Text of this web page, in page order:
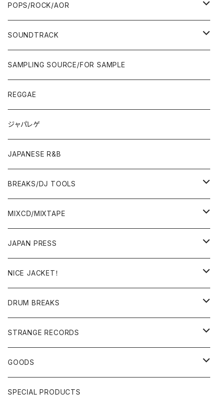
JAPAN ONLY RELEASE/REMIX
WEST COAST/SOUTH
JAPAN ONLY RELEASE/REMIX
70'S
80'S
FUSION
POPS/ROCK/AOR
POPS/S.S.W.
ROCK/AOR
SOUNDTRACK
LP
JAPANESE
OTHERS
7"/12"
JAPANESE
OTHERS
SAMPLING SOURCE/FOR SAMPLE
REGGAE
ジャパレゲ
JAPANESE R&B
BREAKS/DJ TOOLS
BREAKS/MEGAMIX/CUT UP
RE-EDIT/DJ TOOLS
MIXCD/MIXTAPE
MIXCD
日本語ラップ
JAPANESE DJ
MIXTAPE
JAPAN PRESS
LP(+ OBI)
7"/12"
NICE JACKET！
DONUTS 45
GIRLS
HIPHOP CLASSIC GALLERY
日本語ラップ CLASSIC GALLERY
DRUM BREAKS
US/UK/OTHERS
JAPANESE
STRANGE RECORDS
DRUM DRUM DRUM/KARAOKE
パチソン/AUDIO CHECK/LIBRARY
GOODS
BOOK
SPECIAL PRODUCTS